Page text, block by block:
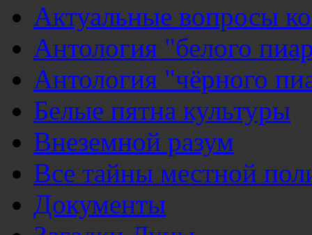
Актуальные вопросы
Антология "белого
Антология "чёрного
Белые пятна культуры
Внеземной разум
Все тайны местной
Документы